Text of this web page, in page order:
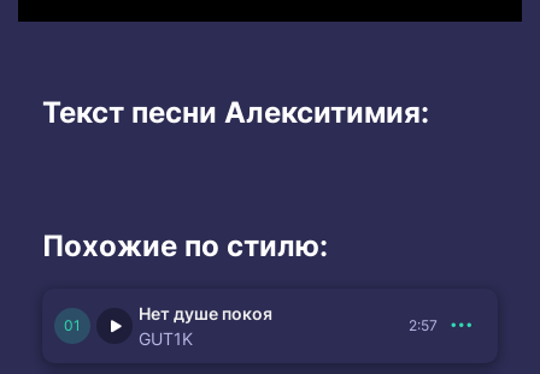
Текст песни Алекситимия:
Похожие по стилю:
Нет душе покоя
GUT1K
2:57